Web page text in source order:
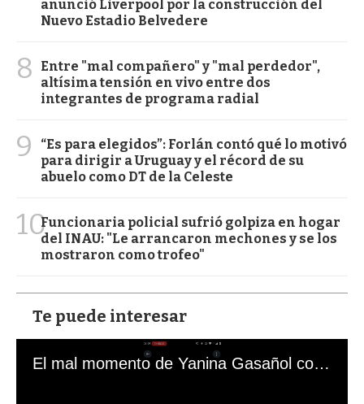
anunció Liverpool por la construcción del
Nuevo Estadio Belvedere
8
Entre "mal compañero" y "mal perdedor",
altísima tensión en vivo entre dos
integrantes de programa radial
9
“Es para elegidos”: Forlán contó qué lo motivó
para dirigir a Uruguay y el récord de su
abuelo como DT de la Celeste
10Funcionaria policial sufrió golpiza en hogar
del INAU: "Le arrancaron mechones y se los
mostraron como trofeo"
Te puede interesar
El mal momento de Yanina Gasañol con un hincha argentino en "Subrayado"